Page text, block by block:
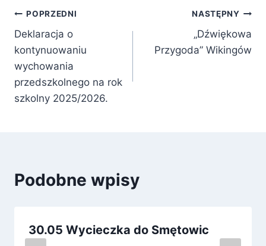
Nawigacja
wpisu
POPRZEDNI
Deklaracja o
kontynuowaniu
wychowania
przedszkolnego na rok
szkolny 2025/2026.
NASTĘPNY
„Dźwiękowa
Przygoda” Wikingów
Podobne wpisy
30.05 Wycieczka do Smętowic